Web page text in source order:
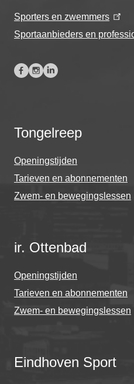
Sporters en zwemmers
Sportaanbieders en
Tongelreep
Openingstijden
Tarieven en abonnementen
Zwem- en bewegingslessen
ir. Ottenbad
Openingstijden
Tarieven en abonnementen
Zwem- en bewegingslessen
Eindhoven Sport